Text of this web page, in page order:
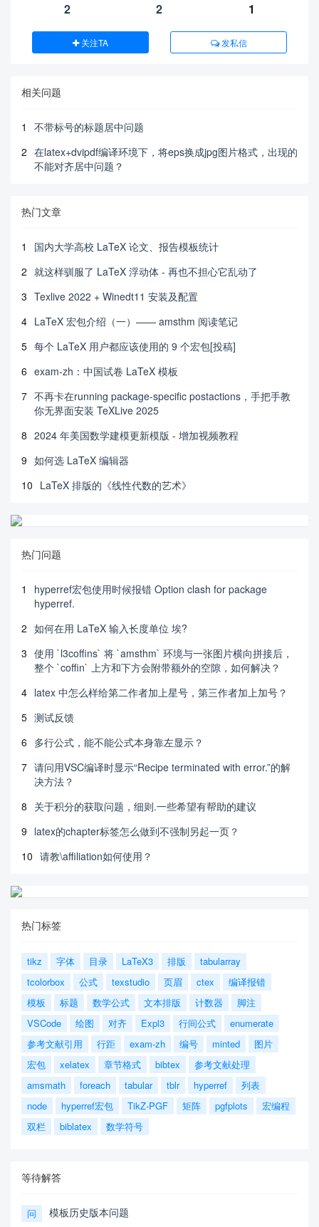
2 2 1
关注TA 发私信
相关问题
1
不带标号的标题居中问题
2 在latex+dvipdf编译环境下，将eps换成jpg图片格式，出现的
不能对齐居中问题？
热门文章
1
国内大学高校 LaTeX 论文、报告模板统计
2 就这样驯服了 LaTeX 浮动体 - 再也不担心它乱动了
3 Texlive 2022 + Winedt11 安装及配置
4 LaTeX 宏包介绍（一）—— amsthm 阅读笔记
5 每个 LaTeX 用户都应该使用的 9 个宏包[投稿]
6 exam-zh：中国试卷 LaTeX 模板
7 不再卡在running package-specific postactions，手把手教
你无界面安装 TeXLive 2025
8 2024 年美国数学建模更新模版 - 增加视频教程
9 如何选 LaTeX 编辑器
10 LaTeX 排版的《线性代数的艺术》
热门问题
1
hyperref宏包使用时候报错 Option clash for package
hyperref.
2 如何在用 LaTeX 输入长度单位 埃?
3 使用 `l3coffins` 将 `amsthm` 环境与一张图片横向拼接后，
整个 `coffin` 上方和下方会附带额外的空隙，如何解决？
4 latex 中怎么样给第二作者加上星号，第三作者加上加号？
5 测试反馈
6 多行公式，能不能公式本身靠左显示？
7 请问用VSC编译时显示“Recipe terminated with error.”的解
决方法？
8 关于积分的获取问题，细则.一些希望有帮助的建议
9 latex的chapter标签怎么做到不强制另起一页？
10 请教\affiliation如何使用？
热门标签
tikz 字体 目录 LaTeX3 排版
tabularray
tcolorbox
公式 texstudio 页眉 ctex
编译报错
模板
标题 数学公式 文本排版 计数器
脚注
VSCode
绘图 对齐 Expl3 行间公式
enumerate
参考文献引用
行距 exam-zh 编号 minted
图片
宏包
xelatex 章节格式 bibtex
参考文献处理
amsmath
foreach tabular tblr hyperref
列表
node
hyperref宏包 TikZ-PGF 矩阵 pgfplots
宏编程
双栏
biblatex 数学符号
等待解答
问 模板历史版本问题